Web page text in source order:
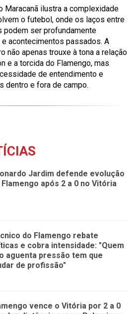
Maracanã ilustra a complexidade
o futebol, onde os laços entre
podem ser profundamente
acontecimentos passados. A
não apenas trouxe à tona a relação
e a torcida do Flamengo, mas
de entendimento e
dentro e fora de campo.
Jardim defende evolução
Flamengo após 2 a 0 no Vitória
do Flamengo rebate
e cobra intensidade: "Quem
aguenta pressão tem que
de profissão"
vence o Vitória por 2 a 0